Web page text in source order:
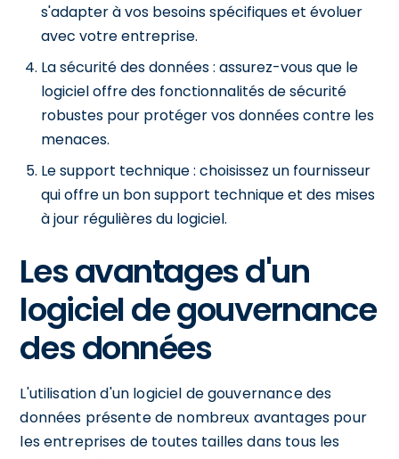
s'adapter à vos besoins spécifiques et évoluer
avec votre entreprise.
La sécurité des données : assurez-vous que le
logiciel offre des fonctionnalités de sécurité
robustes pour protéger vos données contre les
menaces.
Le support technique : choisissez un fournisseur
qui offre un bon support technique et des mises
à jour régulières du logiciel.
Les avantages d'un
logiciel de gouvernance
des données
L'utilisation d'un logiciel de gouvernance des
données présente de nombreux avantages pour
les entreprises de toutes tailles dans tous les